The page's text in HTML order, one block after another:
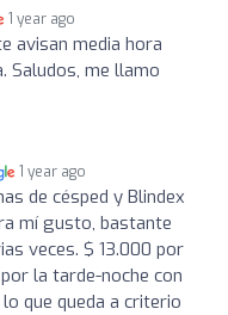
1 year ago
avisan media hora
Saludos, me llamo
1 year ago
de césped y Blindex
mí gusto, bastante
veces. $ 13.000 por
la tarde-noche con
que queda a criterio